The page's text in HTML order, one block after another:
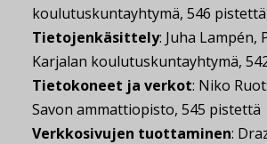
koulutuskuntayhtymä, 546 pistettä
Tietojenkäsittely: Juha Lampén,
Karjalan koulutuskuntayhtymä,
Tietokoneet ja verkot: Niko
Savon ammattiopisto, 545 pistettä
Verkkosivujen tuottaminen: